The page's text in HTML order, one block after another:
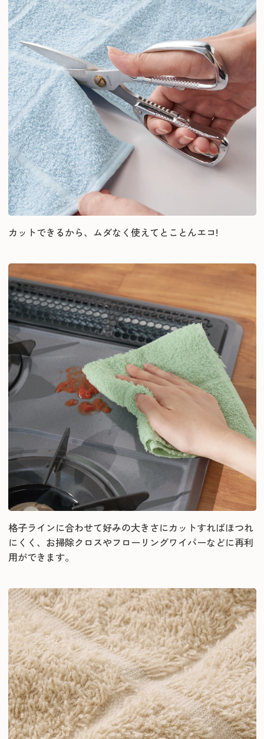
カットできるから、ムダなく使えてとことんエコ!
格子ラインに合わせて好みの大きさにカットすればほつれ
にくく、お掃除クロスやフローリングワイパーなどに再利
用ができます。